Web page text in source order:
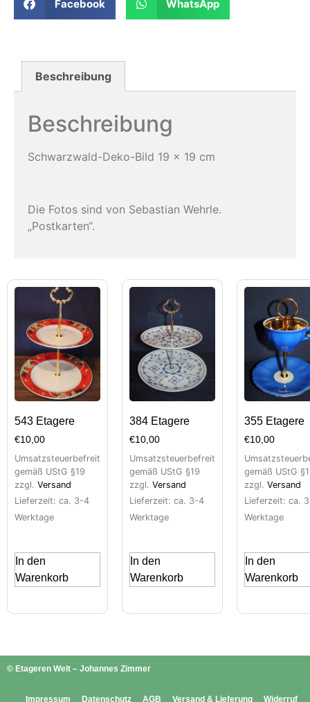
Facebook WhatsApp
Beschreibung
Beschreibung
Schwarzwald-Deko-Bild 19 x 19 cm
Die Fotos sind von Sebastian Wehrle.
„Postkarten“.
543 Etagere
€10,00
Umsatzsteuerbefreit
gemäß UStG §19
zzgl. Versand
Lieferzeit: ca. 3-4
Werktage
In den
Warenkorb
384 Etagere
€10,00
Umsatzsteuerbefreit
gemäß UStG §19
zzgl. Versand
Lieferzeit: ca. 3-4
Werktage
In den
Warenkorb
355 Etagere
€10,00
gemäß UStG
zzgl. Versand
Lieferzeit: ca.
Werktage
In den
Warenkorb
© Etageren Welt – Johannes Zimmer
Impressum Datenschutz AGB Versand & Lieferung Widerruf